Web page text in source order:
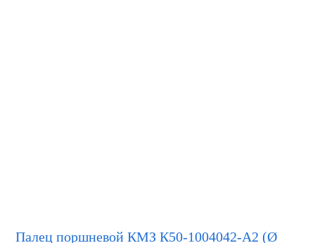
Палец поршневой КМЗ К50-1004042-А2 (Ø